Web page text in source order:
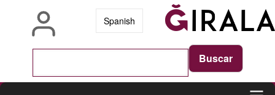
Spanish